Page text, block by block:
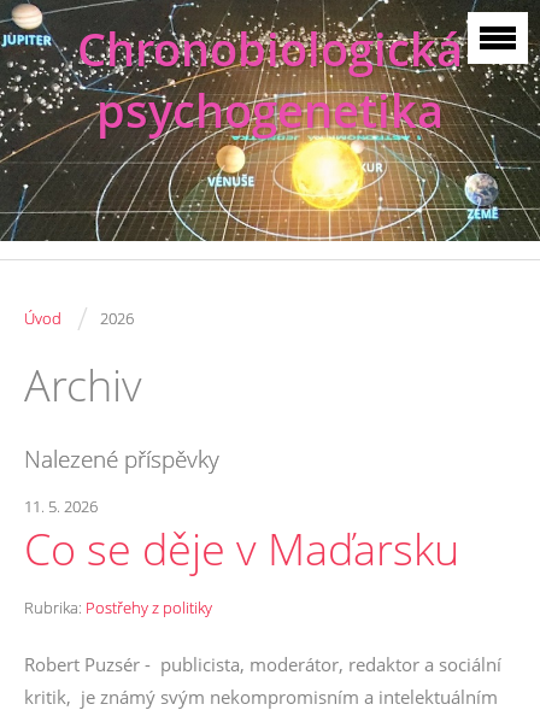
Chronobiologická
psychogenetika
Úvod / 2026
Archiv
Nalezené příspěvky
11. 5. 2026
Co se děje v Maďarsku
Rubrika: Postřehy z politiky
Robert Puzsér - publicista, moderátor, redaktor a sociální
kritik, je známý svým nekompromisním a intelektuálním